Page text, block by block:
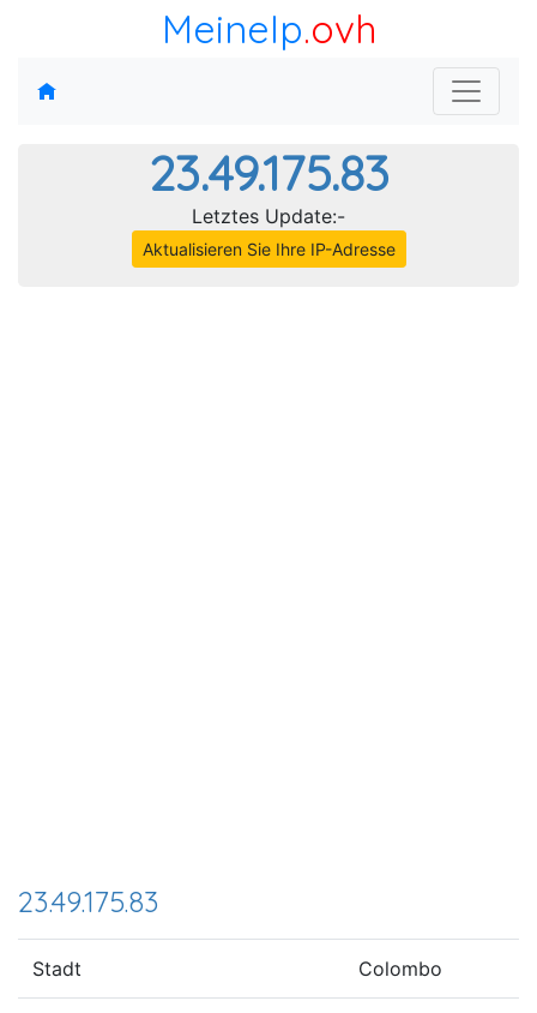
MeineIp.ovh
23.49.175.83
Letztes Update:-
Aktualisieren Sie Ihre IP-Adresse
23.49.175.83
Stadt Colombo